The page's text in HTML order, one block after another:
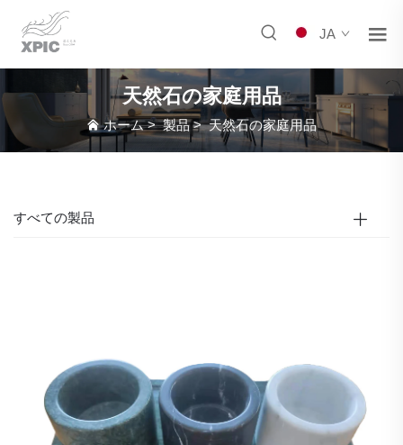
JA
天然石の家庭用品
ホーム>製品>天然石の家庭用品
すべての製品